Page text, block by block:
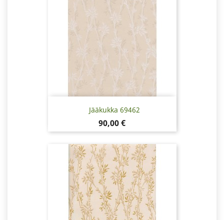
Jääkukka 69462
Pris
90,00 €